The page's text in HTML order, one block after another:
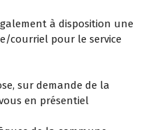
à disposition une
courriel pour le service
sur demande de la
en présentiel